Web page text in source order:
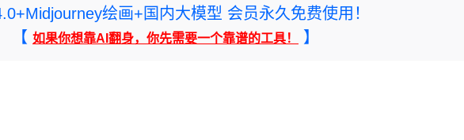
绘画+国内大模型 会员永久免费使用！
【 如果你想靠AI翻身，你先需要一个靠谱的工具！ 】